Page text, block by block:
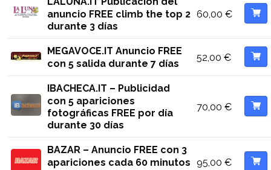
anuncio FREE climb the top 2
durante 3 días
60,00 €
MEGAVOCE.IT Anuncio FREE
con 5 salida durante 7 días
52,00 €
IBACHECA.IT – Publicidad
con 5 apariciones
fotográficas FREE por día
durante 30 días
70,00 €
BAZAR – Anuncio FREE con 3
apariciones cada 60 minutos
95,00 €